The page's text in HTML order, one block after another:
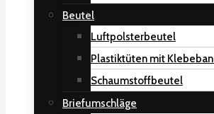
Beutel
Luftpolsterbeutel
Plastiktüten mit
Schaumstoffbeutel
Briefumschläge